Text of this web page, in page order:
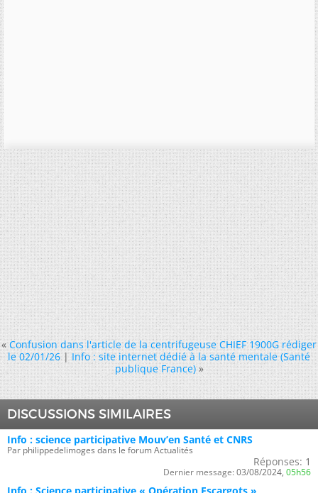
« Confusion dans l'article de la centrifugeuse CHIEF 1900G rédiger
le 02/01/26|Info : site internet dédié à la santé mentale (Santé
publique France) »
DISCUSSIONS SIMILAIRES
Info : science participative Mouv’en Santé et CNRS
Par philippedelimoges dans le forum Actualités
Réponses: 1
Dernier message: 03/08/2024, 05h56